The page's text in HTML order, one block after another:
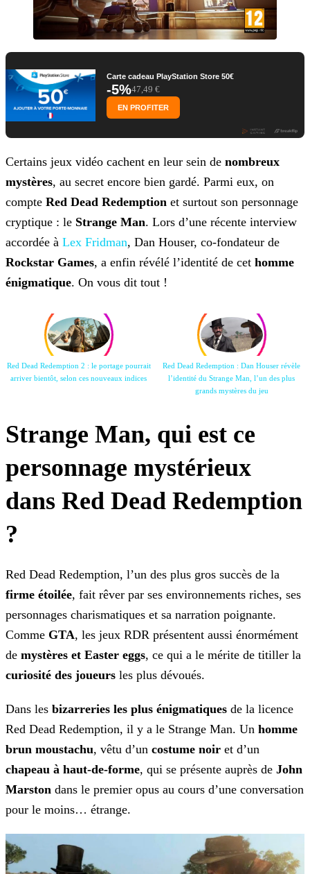
Carte cadeau PlayStation Store 50€
-5%47,49 €
EN PROFITER
Certains jeux vidéo cachent en leur sein de nombreux
mystères, au secret encore bien gardé. Parmi eux, on
compte Red Dead Redemption et surtout son personnage
cryptique : le Strange Man. Lors d’une récente interview
accordée à Lex Fridman, Dan Houser, co-fondateur de
Rockstar Games, a enfin révélé l’identité de cet homme
énigmatique. On vous dit tout !
Red Dead Redemption 2 : le portage pourrait
arriver bientôt, selon ces nouveaux indices
Red Dead Redemption : Dan Houser révèle
l’identité du Strange Man, l’un des plus
grands mystères du jeu
Strange Man, qui est ce
personnage mystérieux
dans Red Dead Redemption
?
Red Dead Redemption, l’un des plus gros succès de la
firme étoilée, fait rêver par ses environnements riches, ses
personnages charismatiques et sa narration poignante.
Comme GTA, les jeux RDR présentent aussi énormément
de mystères et Easter eggs, ce qui a le mérite de titiller la
curiosité des joueurs les plus dévoués.
Dans les bizarreries les plus énigmatiques de la licence
Red Dead Redemption, il y a le Strange Man. Un homme
brun moustachu, vêtu d’un costume noir et d’un
chapeau à haut-de-forme, qui se présente auprès de John
Marston dans le premier opus au cours d’une conversation
pour le moins… étrange.